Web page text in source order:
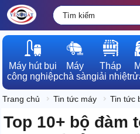
Máy hút bụi
công nghiệp
Máy
chà sàn
Tháp
giải nhiệt
Trang chủ Tin tức máy Tin tức
Top 10+ bộ đàm